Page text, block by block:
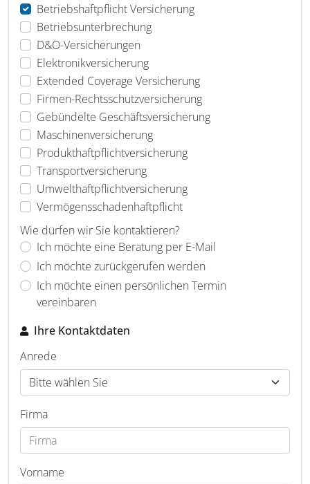
Betriebshaftpflicht Versicherung
Betriebsunterbrechung
D&O-Versicherungen
Elektronikversicherung
Extended Coverage Versicherung
Firmen-Rechtsschutzversicherung
Gebündelte Geschäftsversicherung
Maschinenversicherung
Produkthaftpflichtversicherung
Transportversicherung
Umwelthaftpflichtversicherung
Vermögensschadenhaftpflicht
Wie dürfen wir Sie kontaktieren?
Ich möchte eine Beratung per E-Mail
Ich möchte zurückgerufen werden
Ich möchte einen persönlichen Termin
vereinbaren
Ihre Kontaktdaten
Anrede
Firma
Vorname